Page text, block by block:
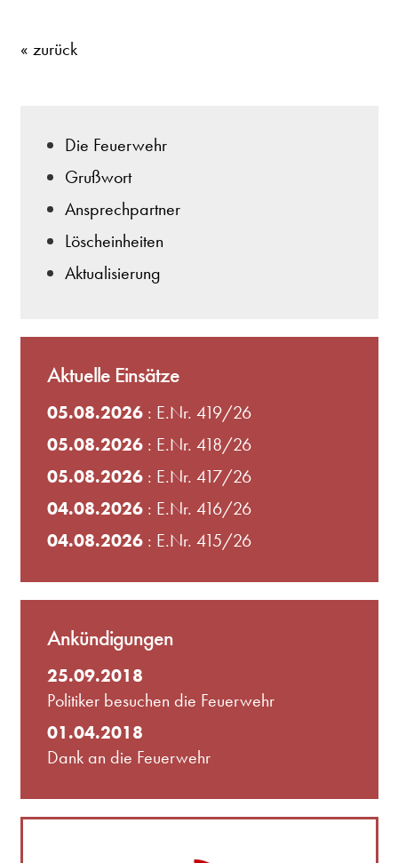
« zurück
Die Feuerwehr
Grußwort
Ansprechpartner
Löscheinheiten
Aktualisierung
Aktuelle Einsätze
05.08.2026: E.Nr. 419/26
05.08.2026: E.Nr. 418/26
05.08.2026: E.Nr. 417/26
04.08.2026: E.Nr. 416/26
04.08.2026: E.Nr. 415/26
Ankündigungen
25.09.2018
Politiker besuchen die Feuerwehr
01.04.2018
Dank an die Feuerwehr